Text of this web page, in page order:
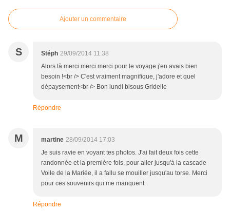
Ajouter un commentaire
S Stéph 29/09/2014 11:38
Alors là merci merci merci pour le voyage j'en avais bien
besoin !<br /> C'est vraiment magnifique, j'adore et quel
dépaysement<br /> Bon lundi bisous Gridelle
Répondre
M martine 28/09/2014 17:03
Je suis ravie en voyant tes photos. J'ai fait deux fois cette
randonnée et la première fois, pour aller jusqu'à la cascade
Voile de la Mariée, il a fallu se mouiller jusqu'au torse. Merci
pour ces souvenirs qui me manquent.
Répondre